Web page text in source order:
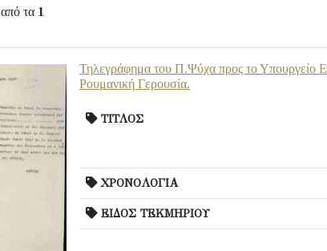
από τα 1
Τηλεγράφημα του Π.Ψύχα προς το Υπουργείο
Ρουμανική Γερουσία.
ΤΙΤΛΟΣ
ΧΡΟΝΟΛΟΓΙΑ
ΕΙΔΟΣ ΤΕΚΜΗΡΙΟΥ